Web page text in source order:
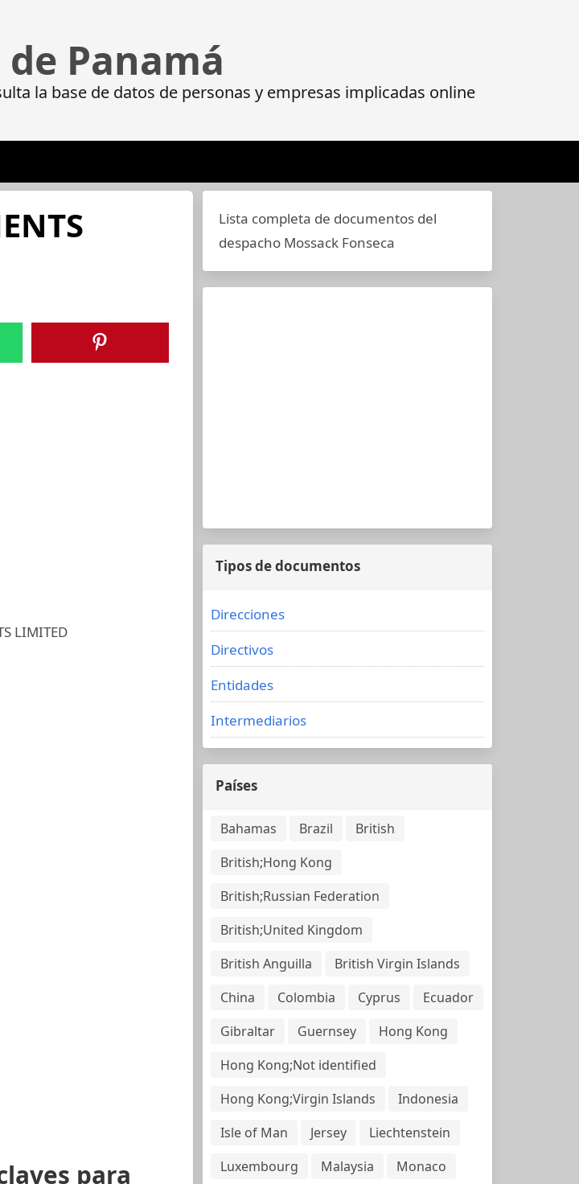
de Panamá
la base de datos de personas y empresas implicadas online
LIMITED
para
Lista completa de documentos del
despacho Mossack Fonseca
Tipos de documentos
Direcciones
Directivos
Entidades
Intermediarios
Países
Bahamas Brazil
British
British;Hong Kong
British;Russian Federation
British;United Kingdom
British Anguilla
British Virgin Islands
China
Colombia Cyprus
Ecuador
Gibraltar
Guernsey
Hong Kong
Hong Kong;Not identified
Hong Kong;Virgin Islands
Indonesia
Isle of Man
Jersey
Liechtenstein
Luxembourg
Malaysia
Monaco